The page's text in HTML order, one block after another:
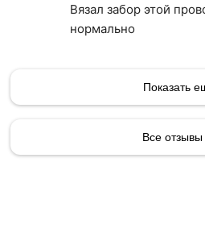
Вязал забор этой
нормально
Показать
Все